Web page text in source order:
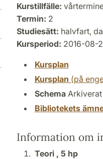
Kurstillfälle:
Termin: 2
Studiesätt: halvfart,
Kursperiod: 2016-08-
Kursplan
Kursplan (på
Schema Arkiverat
Bibliotekets
Information om
Teori , 5 hp